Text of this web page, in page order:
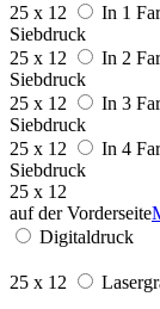
25 x 12
In 1
Siebdruck
25 x 12
In 2
Siebdruck
25 x 12
In 3
Siebdruck
25 x 12
In 4
Siebdruck
25 x 12
auf der Vorderseite
Digitaldruck
25 x 12